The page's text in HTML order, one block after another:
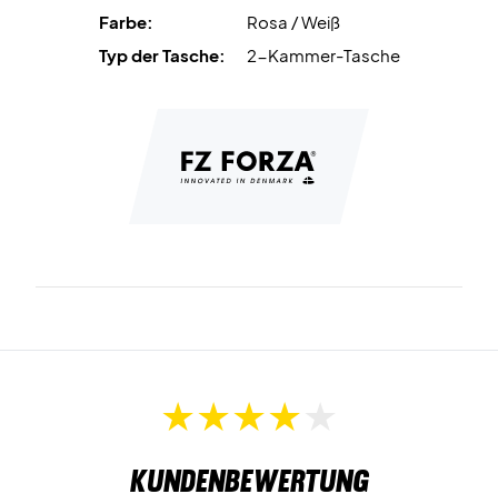
Farbe:
Rosa / Weiß
Typ der Tasche:
2-Kammer-Tasche
Kundenbewertung